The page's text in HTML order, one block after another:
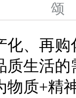
化、再
质生活
物质+精